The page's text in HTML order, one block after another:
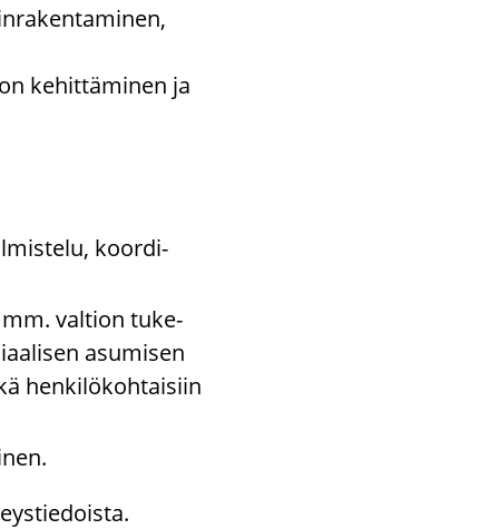
kehittäminen ja
koor­di­
mm. val­tion tu­ke­
asu­mi­sen
hen­ki­lö­koh­tai­siin